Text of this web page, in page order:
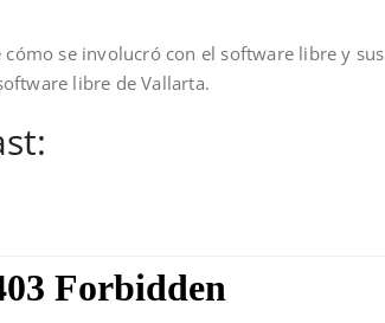
se involucró con el software libre y sus
libre de Vallarta.